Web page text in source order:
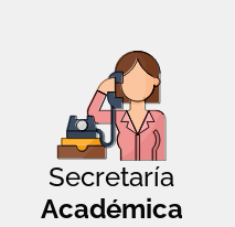
Secretaría
Académica